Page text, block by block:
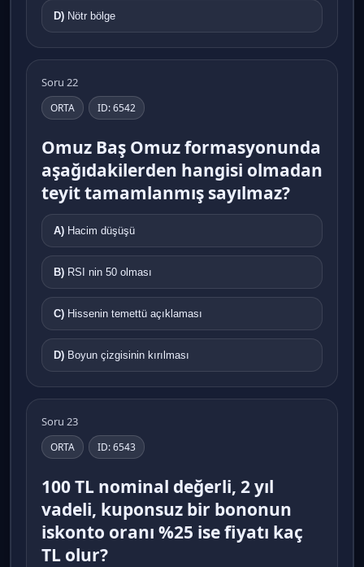
D) Nötr bölge
Soru 22
ORTA ID: 6542
Omuz Baş Omuz formasyonunda
aşağıdakilerden hangisi olmadan
teyit tamamlanmış sayılmaz?
A) Hacim düşüşü
B) RSI nin 50 olması
C) Hissenin temettü açıklaması
D) Boyun çizgisinin kırılması
Soru 23
ORTA ID: 6543
100 TL nominal değerli, 2 yıl
vadeli, kuponsuz bir bononun
iskonto oranı %25 ise fiyatı kaç
TL olur?